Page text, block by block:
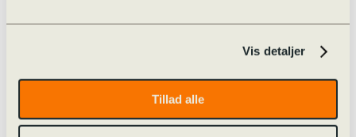
Vis detaljer
Tillad alle
Cambridge English
Læse- og Matematikvejledning
Procedure for hjælp
Ansøg om ekstra tid
Ansøg om ekstra tid (ny i 1.g)
Team Danmark